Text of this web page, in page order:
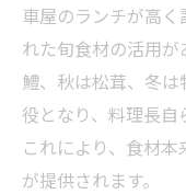
車屋のランチが高
れた旬食材の活用
鱧、秋は松茸、冬
役となり、料理長自
これにより、食材
が提供されます。